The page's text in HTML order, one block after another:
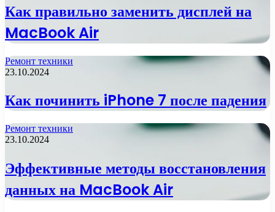
Как правильно заменить дисплей на
MacBook Air
Ремонт техники
23.10.2024
Как починить iPhone 7 после падения
Ремонт техники
23.10.2024
Эффективные методы восстановления
данных на MacBook Air